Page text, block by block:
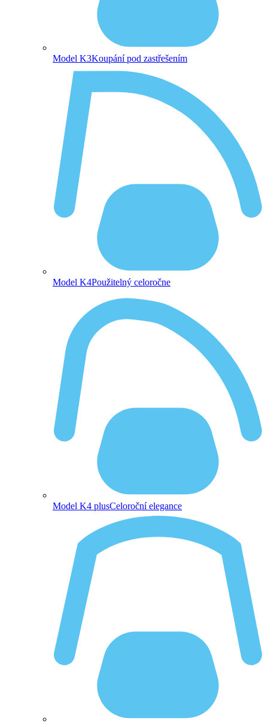
Model K3Koupání pod zastřešením
Model K4Použitelný celoročne
Model K4 plusCeloroční elegance